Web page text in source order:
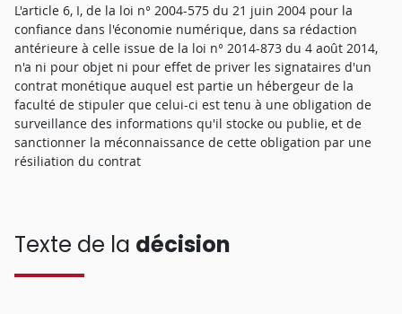
L'article 6, I, de la loi n° 2004-575 du 21 juin 2004 pour la
confiance dans l'économie numérique, dans sa rédaction
antérieure à celle issue de la loi n° 2014-873 du 4 août 2014,
n'a ni pour objet ni pour effet de priver les signataires d'un
contrat monétique auquel est partie un hébergeur de la
faculté de stipuler que celui-ci est tenu à une obligation de
surveillance des informations qu'il stocke ou publie, et de
sanctionner la méconnaissance de cette obligation par une
résiliation du contrat
Texte de la décision